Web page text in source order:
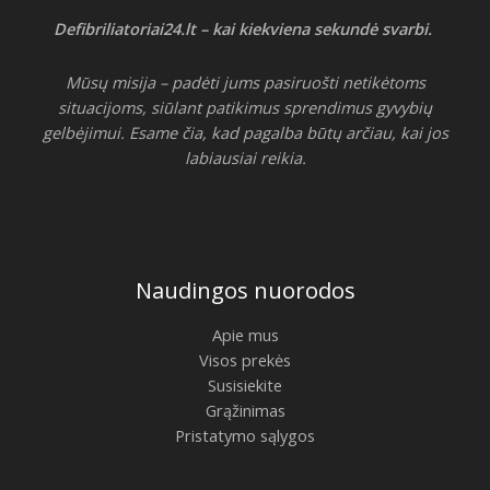
Defibriliatoriai24.lt – kai kiekviena sekundė svarbi.
Mūsų misija – padėti jums pasiruošti netikėtoms
situacijoms, siūlant patikimus sprendimus gyvybių
gelbėjimui. Esame čia, kad pagalba būtų arčiau, kai jos
labiausiai reikia.
Naudingos nuorodos
Apie mus
Visos prekės
Susisiekite
Grąžinimas
Pristatymo sąlygos